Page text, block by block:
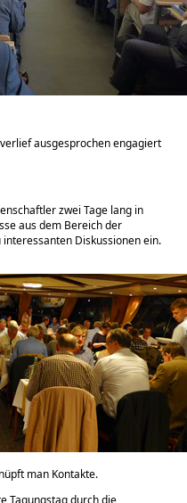
ausgesprochen engagiert
zwei Tage lang in
aus dem Bereich der
Diskussionen ein.
man Kontakte.
Tagungstag durch die